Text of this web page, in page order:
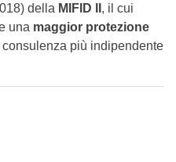
della MIFID II , il cui
una maggior protezione
più indipendente